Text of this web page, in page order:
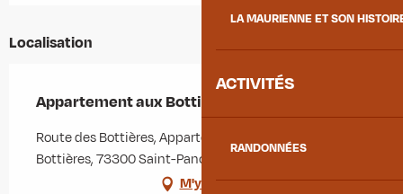
LA MAURIENNE ET SON
ACTIVITÉS
RANDONNÉES
Localisation
Appartement aux Bottières pour 6 personnes
Route des Bottières, Appartement 210, Bâtiment A, Les
Bottières, 73300 Saint-Pancrace
M'y rendre